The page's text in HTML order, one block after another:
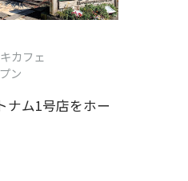
カフェ
ン
ナム1号店をホー